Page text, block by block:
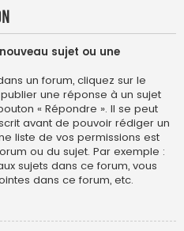
sujet ou une
un forum, cliquez sur le
une réponse à un sujet
« Répondre ». Il se peut
avant de pouvoir rédiger un
liste de vos permissions est
ou du sujet. Par exemple :
sujets dans ce forum, vous
dans ce forum, etc.